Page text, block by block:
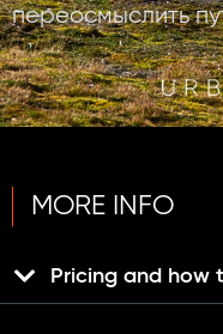
переосмыслить
MORE INFO
Pricing and how